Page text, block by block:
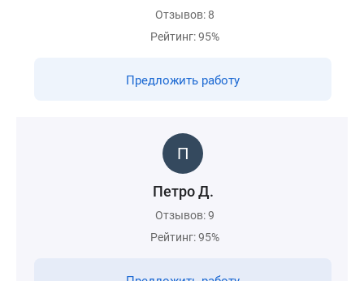
Отзывов: 8
Рейтинг: 95%
Предложить работу
Петро Д.
Отзывов: 9
Рейтинг: 95%